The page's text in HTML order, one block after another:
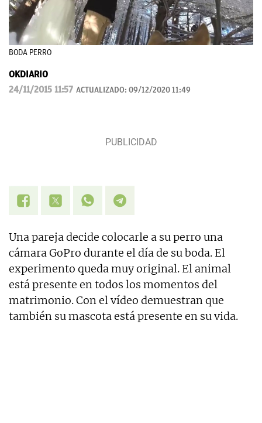
BODA PERRO
OKDIARIO
24/11/2015 11:57 ACTUALIZADO: 09/12/2020 11:49
Una pareja decide colocarle a su perro una
cámara GoPro durante el día de su boda. El
experimento queda muy original. El animal
está presente en todos los momentos del
matrimonio. Con el vídeo demuestran que
también su mascota está presente en su vida.